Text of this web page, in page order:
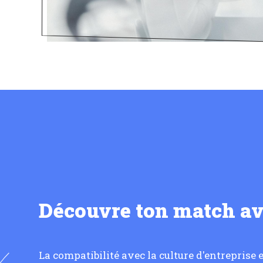
Découvre ton match
La compatibilité avec la culture d'entreprise